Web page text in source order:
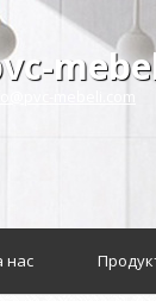
mebeli.com
нас